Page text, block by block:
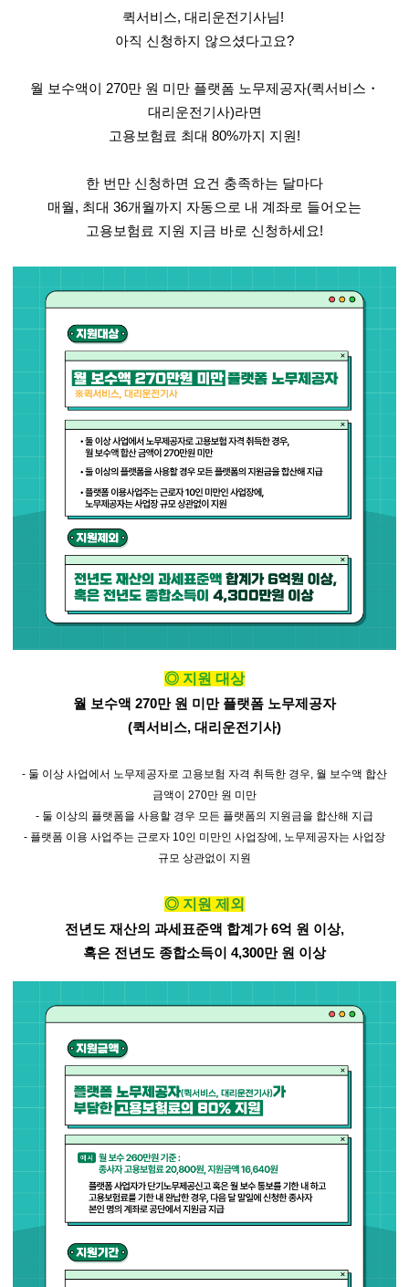
퀵서비스, 대리운전기사님!
아직 신청하지 않으셨다고요?
월 보수액이 270만 원 미만 플랫폼 노무제공자(퀵서비스 ・
대리운전기사)라면
고용보험료 최대 80%까지 지원 !
한 번만 신청하면 요건 충족하는 달마다
매월, 최대 36개월까지 자동으로 내 계좌로 들어오는
고용보험료 지원 지금 바로 신청하세요!
◎ 지원 대상
월 보수액 270만 원 미만 플랫폼 노무제공자
(퀵서비스, 대리운전기사)
- 둘 이상 사업에서 노무제공자로 고용보험 자격 취득한 경우, 월 보수액 합산
금액이 270만 원 미만
- 둘 이상의 플랫폼을 사용할 경우 모든 플랫폼의 지원금을 합산해 지급
- 플랫폼 이용 사업주는 근로자 10인 미만인 사업장에 , 노무제공자는 사업장
규모 상관없이 지원
◎ 지원 제외
전년도 재산의 과세표준액 합계가6억 원 이상,
혹은 전년도 종합소득이 4,300만 원 이상